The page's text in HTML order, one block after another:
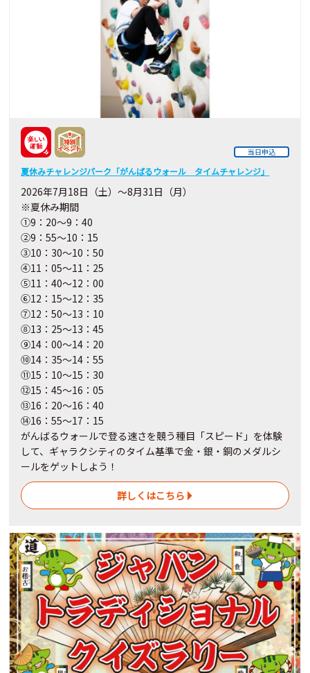
当日申込
夏休みチャレンジパーク「がんばるウォール タイムチャレンジ」
2026年7月18日（土）～8月31日（月）
※夏休み期間
①9：20～9：40
②9：55～10：15
③10：30～10：50
④11：05～11：25
⑤11：40～12：00
⑥12：15～12：35
⑦12：50～13：10
⑧13：25～13：45
⑨14：00～14：20
⑩14：35～14：55
⑪15：10～15：30
⑫15：45～16：05
⑬16：20～16：40
⑭16：55～17：15
がんばるウォールで登る速さを競う種目「スピード」を体験
して、ギャラクシティのタイム基準で金・銀・銅のメダルシ
ールをゲットしよう！
詳しくはこちら